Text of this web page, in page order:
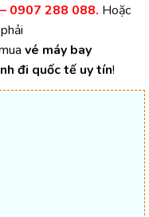
0907 288 088. Hoặc
vé máy bay
đi quốc tế uy tín!